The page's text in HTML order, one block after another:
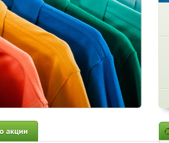
акции